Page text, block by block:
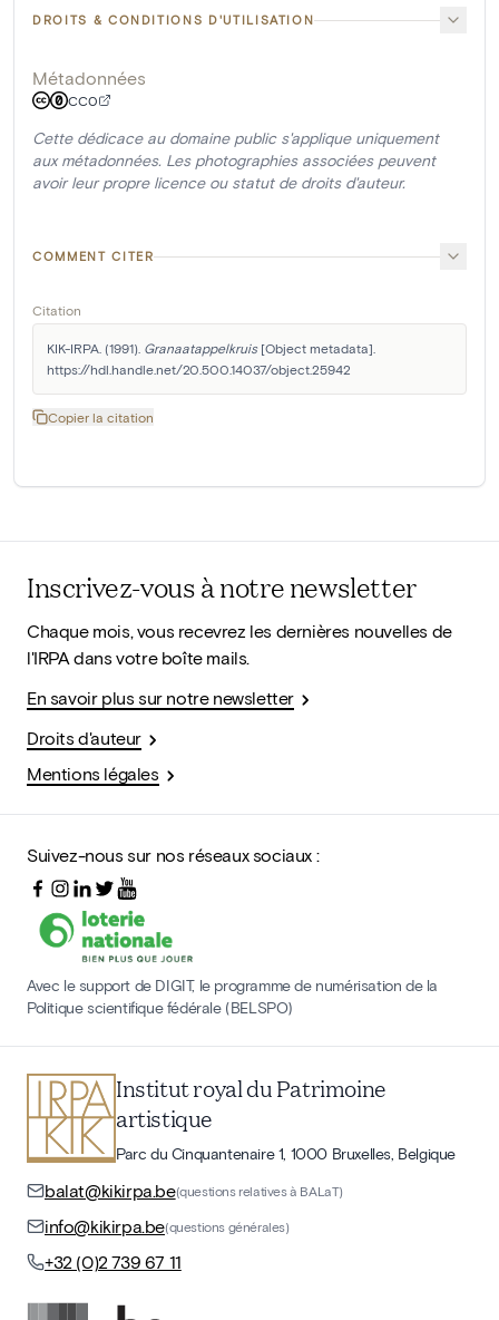
DROITS & CONDITIONS D'UTILISATION
Métadonnées
CC0
Cette dédicace au domaine public s'applique uniquement
aux métadonnées. Les photographies associées peuvent
avoir leur propre licence ou statut de droits d'auteur.
COMMENT CITER
Citation
KIK-IRPA. (1991). Granaatappelkruis [Object metadata].
https://hdl.handle.net/20.500.14037/object.25942
Copier la citation
Inscrivez-vous à notre newsletter
Chaque mois, vous recevrez les dernières nouvelles de
l'IRPA dans votre boîte mails.
En savoir plus sur notre newsletter
Droits d'auteur
Mentions légales
Suivez-nous sur nos réseaux sociaux :
Avec le support de DIGIT, le programme de numérisation de la
Politique scientifique fédérale (BELSPO)
Institut royal du Patrimoine
artistique
Parc du Cinquantenaire 1, 1000 Bruxelles, Belgique
balat@kikirpa.be(questions relatives à BALaT)
info@kikirpa.be(questions générales)
+32 (0)2 739 67 11